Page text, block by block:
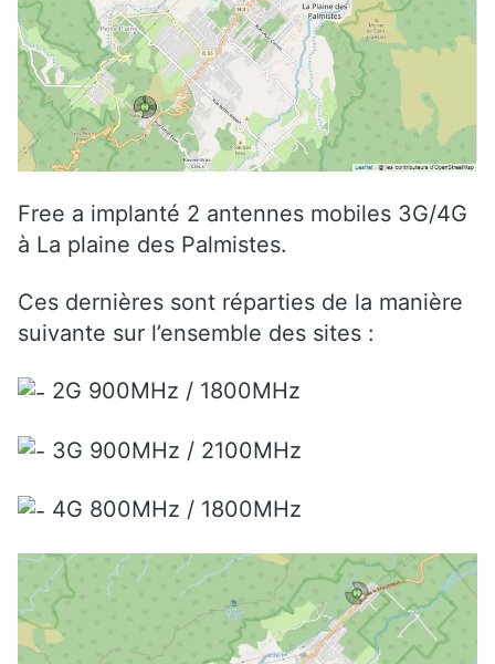
Free a implanté 2 antennes mobiles 3G/4G
à La plaine des Palmistes.
Ces dernières sont réparties de la manière
suivante sur l’ensemble des sites :
2G 900MHz / 1800MHz
3G 900MHz / 2100MHz
4G 800MHz / 1800MHz